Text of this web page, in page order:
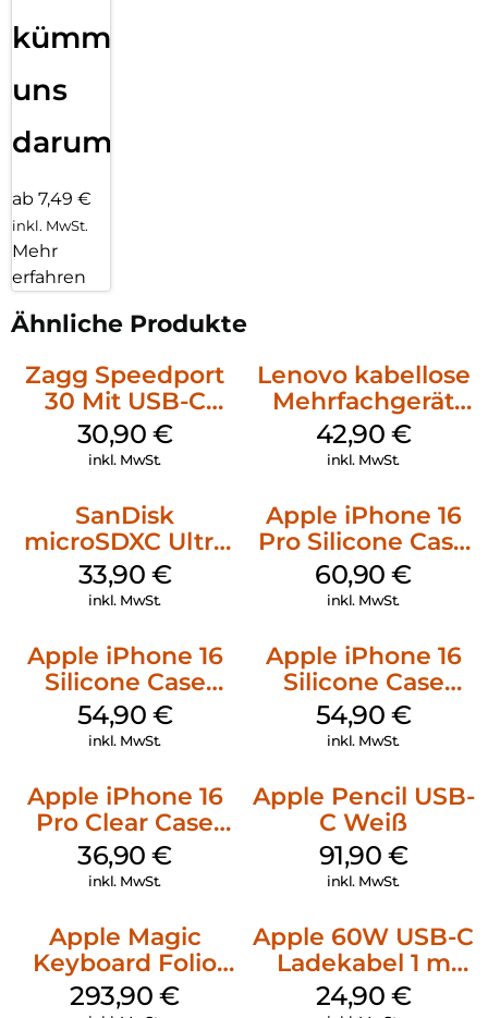
kümmern
uns
darum!
ab 7,49 €
inkl. MwSt.
Mehr
erfahren
Ähnliche Produkte
Zagg Speedport
30 Mit USB-C
Kabel Weiß
30,90 €
inkl. MwSt.
Lenovo kabellose
Mehrfachgerät
Luna Grey
42,90 €
inkl. MwSt.
SanDisk
microSDXC Ultra
128 GB + Adapter
Mobile
33,90 €
inkl. MwSt.
Apple iPhone 16
Pro Silicone Case
MagSafe Stone
Gray
60,90€
inkl. MwSt.
Apple iPhone 16
Silicone Case
MagSafe Lake
Green
54,90 €
inkl. MwSt.
Apple iPhone 16
Silicone Case
MagSafe Black
54,90 €
inkl. MwSt.
Apple iPhone 16
Pro Clear Case
MagSafe
Transparent
36,90€
inkl. MwSt.
Apple Pencil USB-
C Weiß
91,90 €
inkl. MwSt.
Apple Magic
Keyboard Folio
iPad 10.9″ (10.Gen.)
293,90€
Apple 60W USB-C
Ladekabel 1 m
Weiß
24,90 €